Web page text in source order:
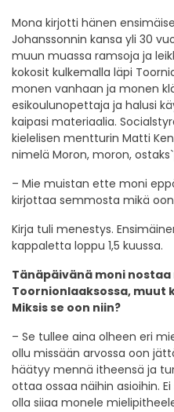
Mona kirjotti hänen
Johanssonnin kansa yli 30
muun muassa ramsoja ja
kokosit kulkemalla läpi
monen vanhaan ja monen
esikoulunopettaja ja halusi
kaipasi materiaalia.
kielelisen mentturin Matti
nimelä Moron, moron,
– Mie muistan ette moni
kirjottaa semmosta mikä
Kirja tuli menestys.
kappaletta loppu 1,5 kuussa.
Tänäpäivänä moni
Toornionlaaksossa, muut
Miksis se oon niin?
– Se tullee aina olheen eri
ollu missään arvossa oon
häätyy mennä itheensä ja
ottaa ossaa näihin asioihin.
olla siiaa monele